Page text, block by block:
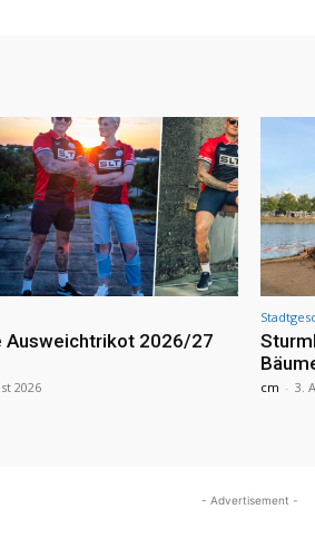
Ausweichtrikot 2026/27
2026 cm - 3.
- Advertisement -